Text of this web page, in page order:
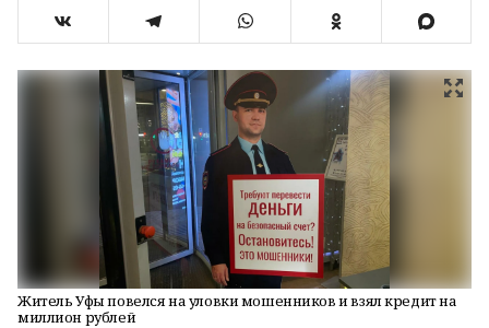
Житель Уфы повелся на уловки мошенников и взял кредит на
миллион рублей